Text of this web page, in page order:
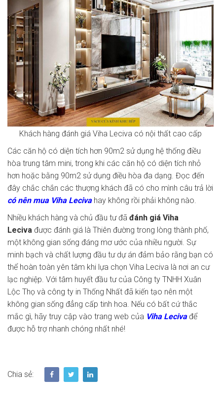
Khách hàng đánh giá Viha Leciva có nội thất cao cấp
Các căn hộ có diện tích hơn 90m2 sử dụng hệ thống điều
hòa trung tâm mini, trong khi các căn hộ có diện tích nhỏ
hơn hoặc bằng 90m2 sử dụng điều hòa đa dạng. Đọc đến
đây chắc chắn các thượng khách đã có cho mình câu trả lời
có nên mua Viha Lecivahay không rồi phải không nào.
Nhiều khách hàng và chủ đầu tư đã đánh giá Viha
Leciva được đánh giá là Thiên đường trong lòng thành phố,
một không gian sống đáng mơ ước của nhiều người. Sự
minh bạch và chất lượng đầu tư dự án đảm bảo rằng bạn có
thể hoàn toàn yên tâm khi lựa chọn Viha Leciva là nơi an cư
lạc nghiệp. Với tâm huyết đầu tư của Công ty TNHH Xuân
Lộc Thọ và công ty in Thống Nhất đã kiến tạo nên một
không gian sống đẳng cấp tinh hoa. Nếu có bất cứ thắc
mắc gì, hãy truy cập vào trang web của Viha Lecivađể
được hỗ trợ nhanh chóng nhất nhé!
Chia sẻ: